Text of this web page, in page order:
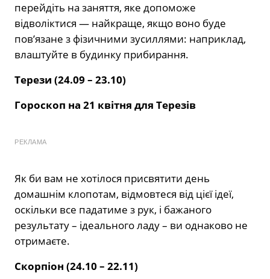
перейдіть на заняття, яке допоможе
відволіктися — найкраще, якщо воно буде
пов’язане з фізичними зусиллями: наприклад,
влаштуйте в будинку прибирання.
Терези (24.09 – 23.10)
Гороскоп на 21 квітня для Терезів
РЕКЛАМА
Як би вам не хотілося присвятити день
домашнім клопотам, відмовтеся від цієї ідеї,
оскільки все падатиме з рук, і бажаного
результату – ідеального ладу – ви однаково не
отримаєте.
Скорпіон (24.10 – 22.11)